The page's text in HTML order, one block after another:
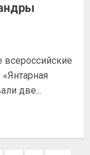
две...